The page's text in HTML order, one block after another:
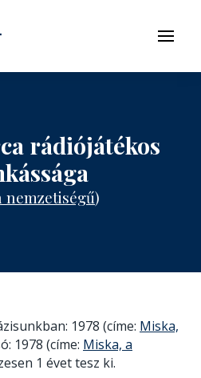
Menü
rádiójátékos
nemzetiségű)
1978 (címe: Miska,
1978 (címe: Miska, a
1 évet tesz ki.